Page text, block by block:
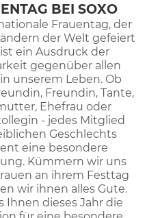
BEI SOXO
Frauentag, der
der Welt gefeiert
ein Ausdruck der
gegenüber allen
unserem Leben. Ob
Freundin, Tante,
Ehefrau oder
- jedes Mitglied
Geschlechts
eine besondere
Kümmern wir uns
an ihrem Festtag
wir ihnen alles Gute.
Ihnen dieses Jahr die